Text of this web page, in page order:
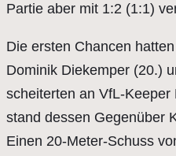
Partie aber mit 1:2 (1:1)
Die ersten Chancen
Dominik Diekemper (20.)
scheiterten an VfL-Keeper
stand dessen Gegenüber
Einen 20-Meter-Schuss